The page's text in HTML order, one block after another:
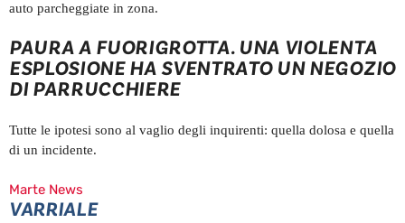
auto parcheggiate in zona.
PAURA A FUORIGROTTA. UNA VIOLENTA
ESPLOSIONE HA SVENTRATO UN NEGOZIO
DI PARRUCCHIERE
Tutte le ipotesi sono al vaglio degli inquirenti: quella dolosa e quella
di un incidente.
Marte News
VARRIALE